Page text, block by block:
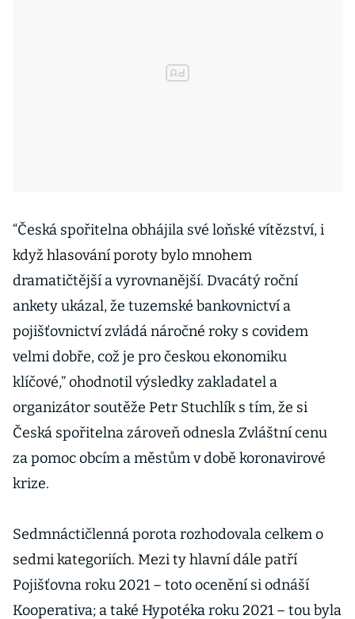
“Česká spořitelna obhájila své loňské vítězství, i
když hlasování poroty bylo mnohem
dramatičtější a vyrovnanější. Dvacátý roční
ankety ukázal, že tuzemské bankovnictví a
pojišťovnictví zvládá náročné roky s covidem
velmi dobře, což je pro českou ekonomiku
klíčové,” ohodnotil výsledky zakladatel a
organizátor soutěže Petr Stuchlík s tím, že si
Česká spořitelna zároveň odnesla Zvláštní cenu
za pomoc obcím a městům v době koronavirové
krize.
Sedmnáctičlenná porota rozhodovala celkem o
sedmi kategoriích. Mezi ty hlavní dále patří
Pojišťovna roku 2021 – toto ocenění si odnáší
Kooperativa; a také Hypotéka roku 2021 – tou byla